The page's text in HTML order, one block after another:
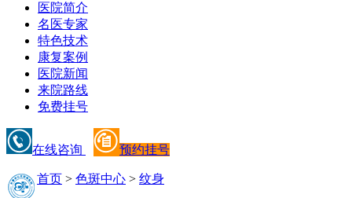
医院简介
名医专家
特色技术
康复案例
医院新闻
来院路线
免费挂号
在线咨询 预约挂号
首页 > 色斑中心 > 纹身